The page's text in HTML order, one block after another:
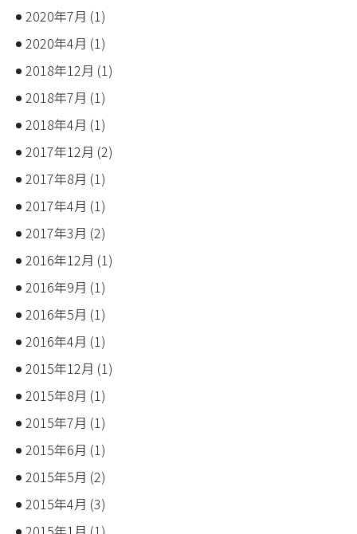
2020年7月 (1)
2020年4月 (1)
2018年12月 (1)
2018年7月 (1)
2018年4月 (1)
2017年12月 (2)
2017年8月 (1)
2017年4月 (1)
2017年3月 (2)
2016年12月 (1)
2016年9月 (1)
2016年5月 (1)
2016年4月 (1)
2015年12月 (1)
2015年8月 (1)
2015年7月 (1)
2015年6月 (1)
2015年5月 (2)
2015年4月 (3)